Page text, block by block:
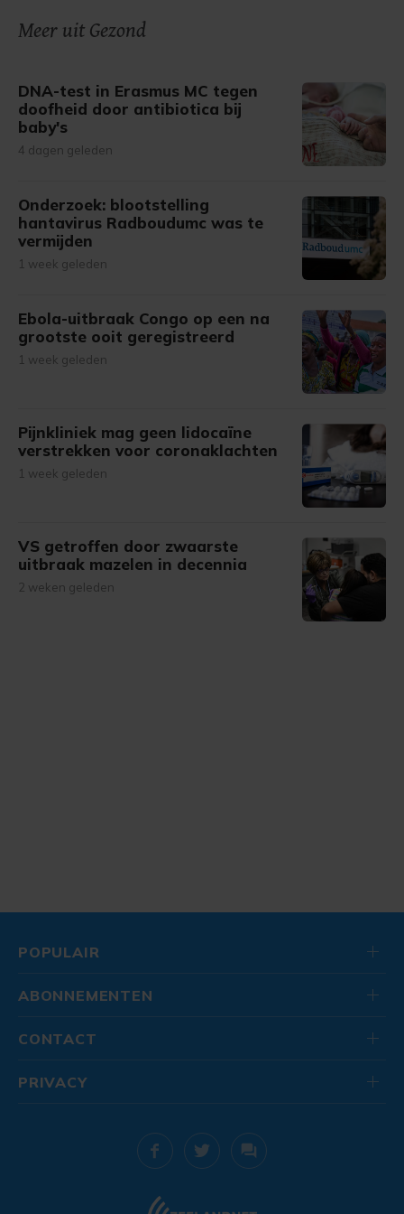
Meer uit Gezond
DNA-test in Erasmus MC tegen
doofheid door antibiotica bij
baby's
4 dagen geleden
Onderzoek: blootstelling
hantavirus Radboudumc was te
vermijden
1 week geleden
Ebola-uitbraak Congo op een na
grootste ooit geregistreerd
1 week geleden
Pijnkliniek mag geen lidocaïne
verstrekken voor coronaklachten
1 week geleden
VS getroffen door zwaarste
uitbraak mazelen in decennia
2 weken geleden
POPULAIR
ABONNEMENTEN
CONTACT
PRIVACY